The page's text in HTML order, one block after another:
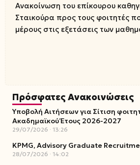
Ανακοίνωση του επίκουρου
Σταικούρα προς τους φοιτητές
μέρους στις εξετάσεις των
Πρόσφατες Ανακοινώσεις
Υποβολή Αιτήσεων για Σίτιση
Ακαδημαϊκού Έτους 2026-2027
29/07/2026 13:26
KPMG, Advisory Graduate
28/07/2026 14:02